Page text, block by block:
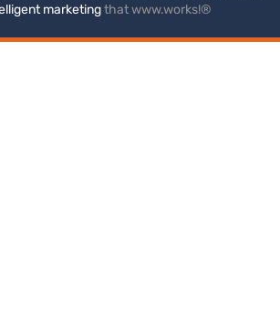
marketingthat www.works!®